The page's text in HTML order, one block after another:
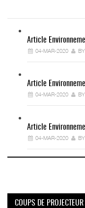
Article
04-MAR-2020
Article
04-MAR-2020
Article
04-MAR-2020
COUPS DE PROJECTEUR